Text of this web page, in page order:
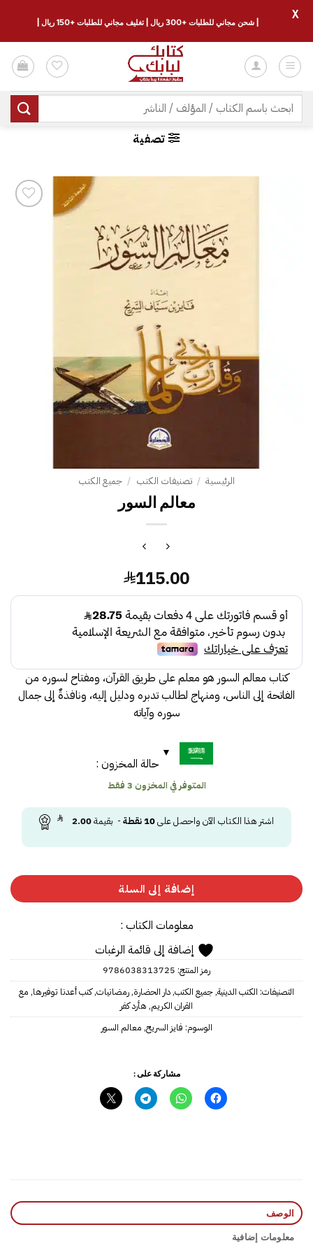
للمحتوى
البحث
عن:
تصفية
الرئيسية / تصنيفات الكتب / جميع الكتب
معالم السور
115.00
كتاب معالم السور هو معلم على طريق القرآن، ومفتاح لسوره من
الفاتحة إلى الناس، ومنهاج لطالب تدبره ودليل إليه، ونافذةٌ إلى جمال
سوره وآياته
حالة المخزون :
المتوفر في المخزون 3 فقط
اشتر هذا الكتاب الآن واحصل على10نقطة- بقيمة2.00
إضافة إلى السلة
معلومات الكتاب :
إضافة إلى قائمة الرغبات
رمز المنتج: 9786038313725
التصنيفات: الكتب الدينية,جميع الكتب,دار الحضارة,رمضانيات,كتب أعدنا توفيرها, مع
القران الكريم, هأرد كفر
الوسوم: فايز السريح, معالم السور
مشاركة على :
الوصف
معلومات إضافية
| شحن مجاني للطلبات +300 ريال | تغليف مجاني للطلبات +150 ريال |
X